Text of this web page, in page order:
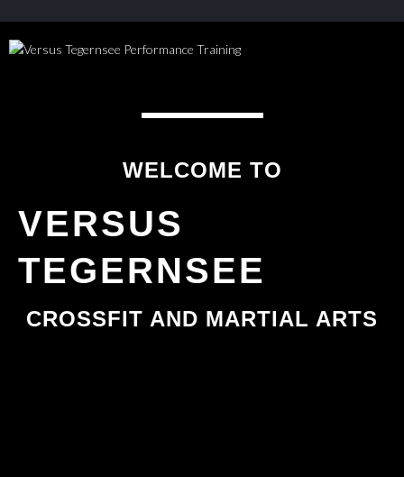
WELCOME TO
VERSUS
TEGERNSEE
CROSSFIT AND MARTIAL ARTS